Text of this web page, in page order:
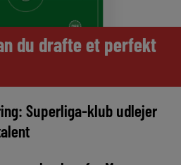
du drafte et perfekt
Superliga-klub udlejer